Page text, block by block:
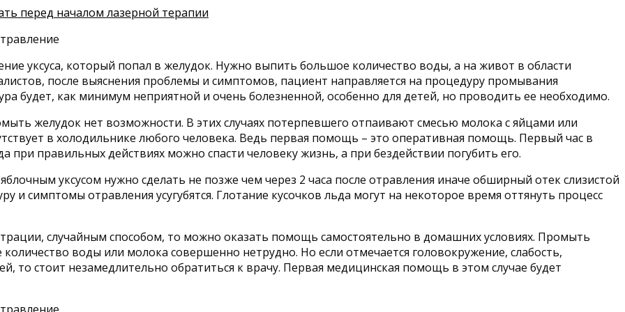
перед началом лазерной терапии
уксуса, который попал в желудок. Нужно выпить большое количество воды, а на живот в области
после выяснения проблемы и симптомов, пациент направляется на процедуру промывания
будет, как минимум неприятной и очень болезненной, особенно для детей, но проводить ее необходимо.
желудок нет возможности. В этих случаях потерпевшего отпаивают смесью молока с яйцами или
в холодильнике любого человека. Ведь первая помощь – это оперативная помощь. Первый час в
при правильных действиях можно спасти человеку жизнь, а при бездействии погубить его.
уксусом нужно сделать не позже чем через 2 часа после отравления иначе обширный отек слизистой
и симптомы отравления усугубятся. Глотание кусочков льда могут на некоторое время оттянуть процесс
случайным способом, то можно оказать помощь самостоятельно в домашних условиях. Промыть
воды или молока совершенно нетрудно. Но если отмечается головокружение, слабость,
то стоит незамедлительно обратиться к врачу. Первая медицинская помощь в этом случае будет